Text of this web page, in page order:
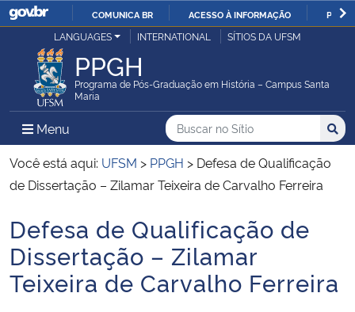
IR
O
COMUNICA BR ACESSO À INFORMAÇÃO
Ministério da Justiça e Segurança Pública
Ministério da Defesa
Ministério das Relações Exteriores
Ministério da Infraestrutura
Ministério da Agricultura, Pecuária e Abastecimento
LANGUAGES INTERNATIONAL SÍTIOS DA UFSM
PPGH
Programa de Pós-Graduação em História – Campus Santa
Maria
Menu Menu Principal do Sítio
Busca
Buscar no no Sítio
Busca:
Você está aqui: UFSM > PPGH > Defesa de Qualificação
de Dissertação – Zilamar Teixeira de Carvalho Ferreira
Início do conteúdo
Defesa de Qualificação de
Dissertação – Zilamar
Teixeira de Carvalho Ferreira